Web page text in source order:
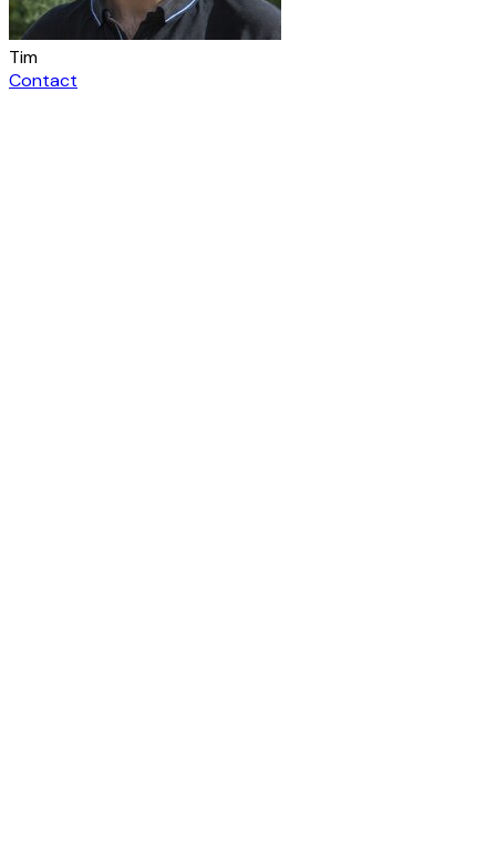
Tim
Contact